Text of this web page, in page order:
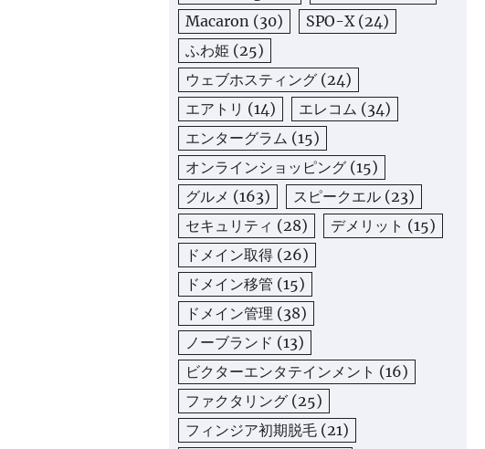
Macaron (30) SPO-X(24)
ふわ姫 (25)
ウェブホスティング (24)
エアトリ (14) エレコム (34)
エンターグラム (15)
オンラインショッピング (15)
グルメ (163) スピークエル (23)
セキュリティ (28) デメリット (15)
ドメイン取得 (26)
ドメイン移管 (15)
ドメイン管理 (38)
ノーブランド (13)
ビクターエンタテインメント (16)
ファクタリング (25)
フィンジア初期脱毛 (21)